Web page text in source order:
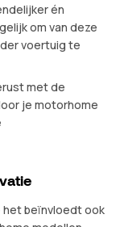
én
om van deze
voertuig te
met de
je motorhome
het beïnvloedt ook